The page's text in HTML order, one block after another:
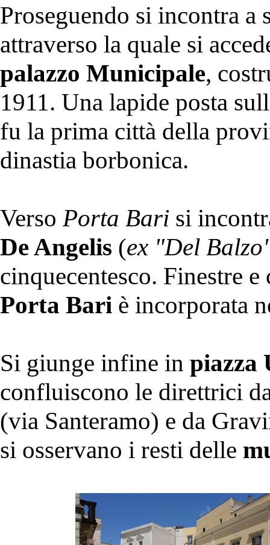
Proseguendo si incontra a
attraverso la quale si
palazzo Municipale,
1911. Una lapide posta
fu la prima città della
dinastia borbonica.
Verso Porta Bari si
De Angelis (ex "Del
cinquecentesco. Finestre
Porta Bari è incorporata
Si giunge infine in piazza
confluiscono le direttrici
(via Santeramo) e da
si osservano i resti delle